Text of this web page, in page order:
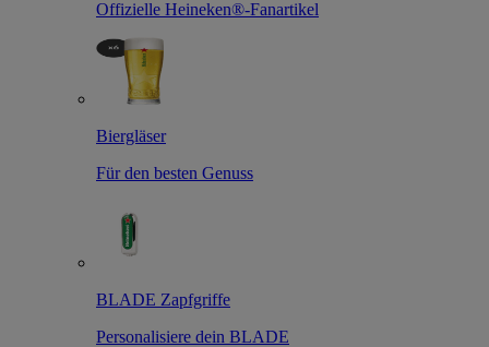
Offizielle Heineken®-Fanartikel
Biergläser
Für den besten Genuss
BLADE Zapfgriffe
Personalisiere dein BLADE